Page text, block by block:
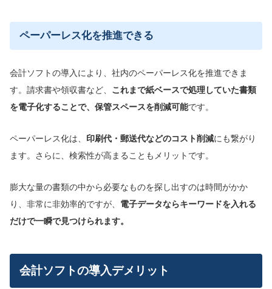
ペーパーレス化を推進できる
会計ソフトの導入により、社内のペーパーレス化を推進できま
す。請求書や領収書など、 これまで紙ベースで処理していた書類
を電子化することで、保管スペースを削減可能です。
ペーパーレス化は、 印刷代・郵送代などのコスト削減にも繋がり
ます。さらに、検索性が高まることもメリットです。
膨大な量の書類の中から必要なものを探し出すのは時間がかか
り、非常に非効率的ですが、 電子データならキーワードを入れる
だけで一瞬で見つけられます。
会計ソフトの導入デメリット